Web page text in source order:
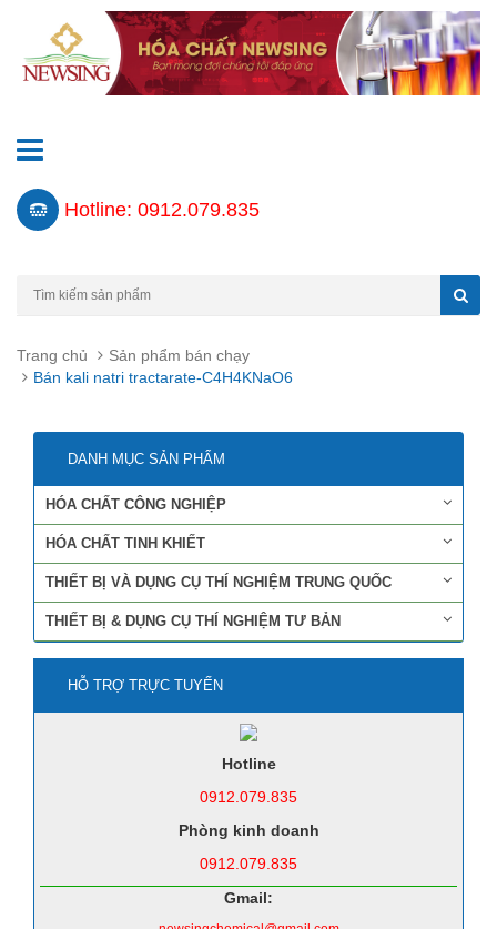
Hotline: 0912.079.835
Trang chủ
Sản phẩm bán chạy
Bán kali natri tractarate-C4H4KNaO6
DANH MỤC SẢN PHẨM
HÓA CHẤT CÔNG NGHIỆP
HÓA CHẤT TINH KHIẾT
THIẾT BỊ VÀ DỤNG CỤ THÍ NGHIỆM TRUNG QUỐC
THIẾT BỊ & DỤNG CỤ THÍ NGHIỆM TƯ BẢN
HỖ TRỢ TRỰC TUYẾN
Hotline
0912.079.835
Phòng kinh doanh
0912.079.835
Gmail: